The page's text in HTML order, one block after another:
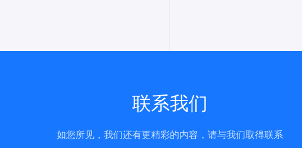
联系我们
如您所见，我们还有更精彩的内容，请与我们取得联系